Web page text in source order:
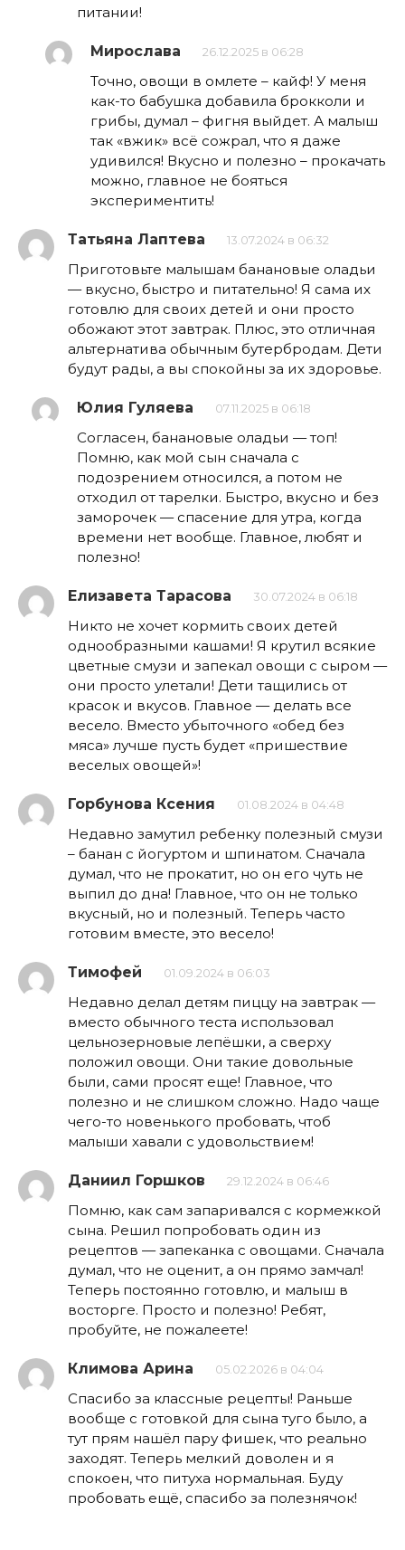
питании!
Мирослава 26.12.2025 в 06:28
Точно, овощи в омлете – кайф! У меня
как-то бабушка добавила брокколи и
грибы, думал – фигня выйдет. А малыш
так «вжик» всё сожрал, что я даже
удивился! Вкусно и полезно – прокачать
можно, главное не бояться
экспериментить!
Татьяна Лаптева 13.07.2024 в 06:32
Приготовьте малышам банановые оладьи
— вкусно, быстро и питательно! Я сама их
готовлю для своих детей и они просто
обожают этот завтрак. Плюс, это отличная
альтернатива обычным бутербродам. Дети
будут рады, а вы спокойны за их здоровье.
Юлия Гуляева 07.11.2025 в 06:18
Согласен, банановые оладьи — топ!
Помню, как мой сын сначала с
подозрением относился, а потом не
отходил от тарелки. Быстро, вкусно и без
заморочек — спасение для утра, когда
времени нет вообще. Главное, любят и
полезно!
Елизавета Тарасова 30.07.2024 в 06:18
Никто не хочет кормить своих детей
однообразными кашами! Я крутил всякие
цветные смузи и запекал овощи с сыром —
они просто улетали! Дети тащились от
красок и вкусов. Главное — делать все
весело. Вместо убыточного «обед без
мяса» лучше пусть будет «пришествие
веселых овощей»!
Горбунова Ксения 01.08.2024 в 04:48
Недавно замутил ребенку полезный смузи
– банан с йогуртом и шпинатом. Сначала
думал, что не прокатит, но он его чуть не
выпил до дна! Главное, что он не только
вкусный, но и полезный. Теперь часто
готовим вместе, это весело!
Тимофей 01.09.2024 в 06:03
Недавно делал детям пиццу на завтрак —
вместо обычного теста использовал
цельнозерновые лепёшки, а сверху
положил овощи. Они такие довольные
были, сами просят еще! Главное, что
полезно и не слишком сложно. Надо чаще
чего-то новенького пробовать, чтоб
малыши хавали с удовольствием!
Даниил Горшков 29.12.2024 в 06:46
Помню, как сам запаривался с кормежкой
сына. Решил попробовать один из
рецептов — запеканка с овощами. Сначала
думал, что не оценит, а он прямо замчал!
Теперь постоянно готовлю, и малыш в
восторге. Просто и полезно! Ребят,
пробуйте, не пожалеете!
Климова Арина 05.02.2026 в 04:04
Спасибо за классные рецепты! Раньше
вообще с готовкой для сына туго было, а
тут прям нашёл пару фишек, что реально
заходят. Теперь мелкий доволен и я
спокоен, что питуха нормальная. Буду
пробовать ещё, спасибо за полезнячок!